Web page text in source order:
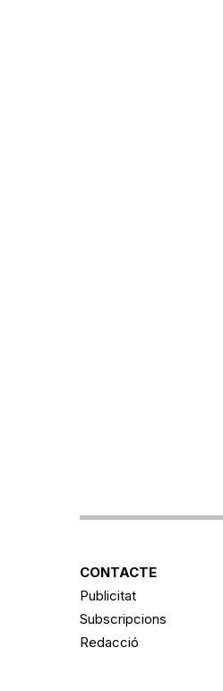
CONTACTE
Publicitat
Subscripcions
Redacció